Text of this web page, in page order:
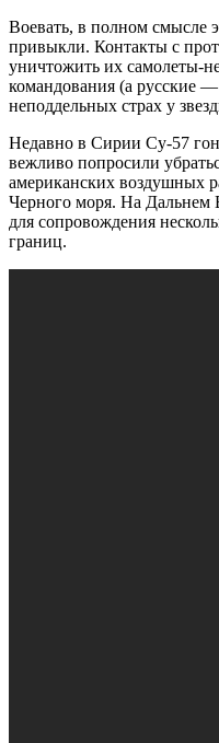
Воевать, в полном смысле
привыкли. Контакты с
уничтожить их самолеты-
командования (а русские
неподдельных страх у
Недавно в Сирии Су-57
вежливо попросили
американских воздушных
Черного моря. На Дальнем
для сопровождения
границ.